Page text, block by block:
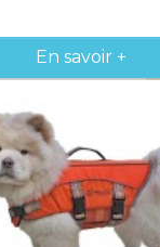
En savoir +